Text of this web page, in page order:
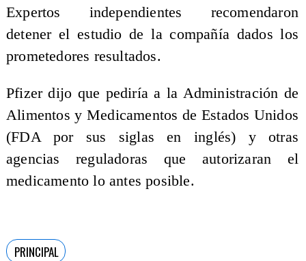
Expertos independientes recomendaron
detener el estudio de la compañía dados los
prometedores resultados.
Pfizer dijo que pediría a la Administración de
Alimentos y Medicamentos de Estados Unidos
(FDA por sus siglas en inglés) y otras
agencias reguladoras que autorizaran el
medicamento lo antes posible.
PRINCIPAL